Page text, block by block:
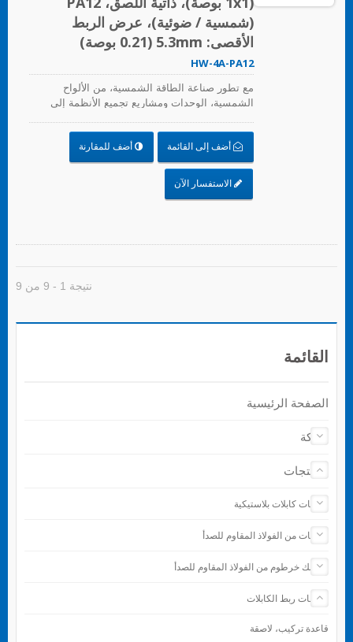
(شمسية / ضوئية)، عرض الربط
الأقصى: 5.3mm (0.21 بوصة)
HW-4A-PA12
مع تطور صناعة الطاقة الشمسية، من الألواح
الشمسية، الوحدات ومشاريع تجميع الأنظمة إلى
WEI حلولاً شاملة في صناعة الطاقة الشمسية، بما
في ذلك روابط الكابلات، وتركيبات روابط الكابلات،
والأنابيب المرنة، ومشابك الحواف. لا تأخذ هذه
الحلول في الاعتبار الجودة والتكلفة فحسب، بل توفر
أيضاً المزيد من وقت التركيب، وتؤدي بشكل جيد في
أضف إلى القائمة أضف للمقارنة
الاستفسار الآن
نتيجة 1 - 9 من 9
القائمة
الصفحة الرئيسية
شركة
المنتجات
رباطات كابلات بلاستيكية
رباطات من الفولاذ المقاوم للصدأ
مشابك خرطوم من الفولاذ المقاوم للصدأ
ملحقات ربط الكابلات
قاعدة تركيب، لاصقة